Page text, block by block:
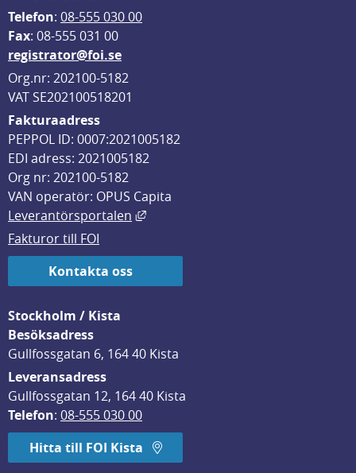
Telefon: 08-555 030 00
Fax: 08-555 031 00
registrator@foi.se
Org.nr: 202100-5182
VAT SE202100518201
Fakturaadress
PEPPOL ID: 0007:2021005182
EDI adress: 2021005182
Org nr: 202100-5182
VAN operatör: OPUS Capita
Leverantörsportalen
Länk till annan webbplats, öppnas
Fakturor till FOI
Kontakta oss
Stockholm / Kista
Besöksadress
Gullfossgatan 6, 164 40 Kista
Leveransadress
Gullfossgatan 12, 164 40 Kista
Telefon: 08-555 030 00
Hitta till FOI Kista